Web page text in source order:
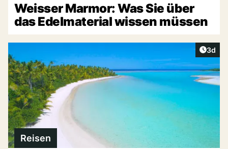
Weisser Marmor: Was Sie über
das Edelmaterial wissen müssen
3d
Reisen